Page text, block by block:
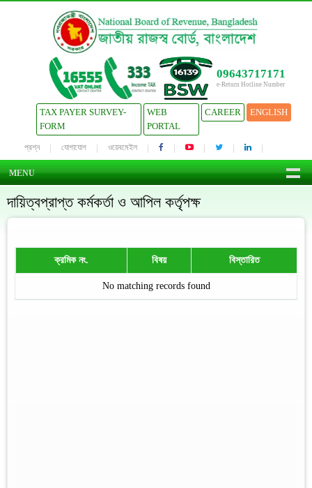
09643717171
e-Return Hotline Number
TAX PAYER SURVEY-
FORM
WEB
PORTAL
CAREER ENGLISH
প্রশ্ন যোগাযোগ ওয়েবমেইল
MENU
দায়িত্বপ্রাপ্ত কর্মকর্তা ও আপিল কর্তৃপক্ষ
ক্রমিক নং. বিষয় বিস্তারিত
No matching records found